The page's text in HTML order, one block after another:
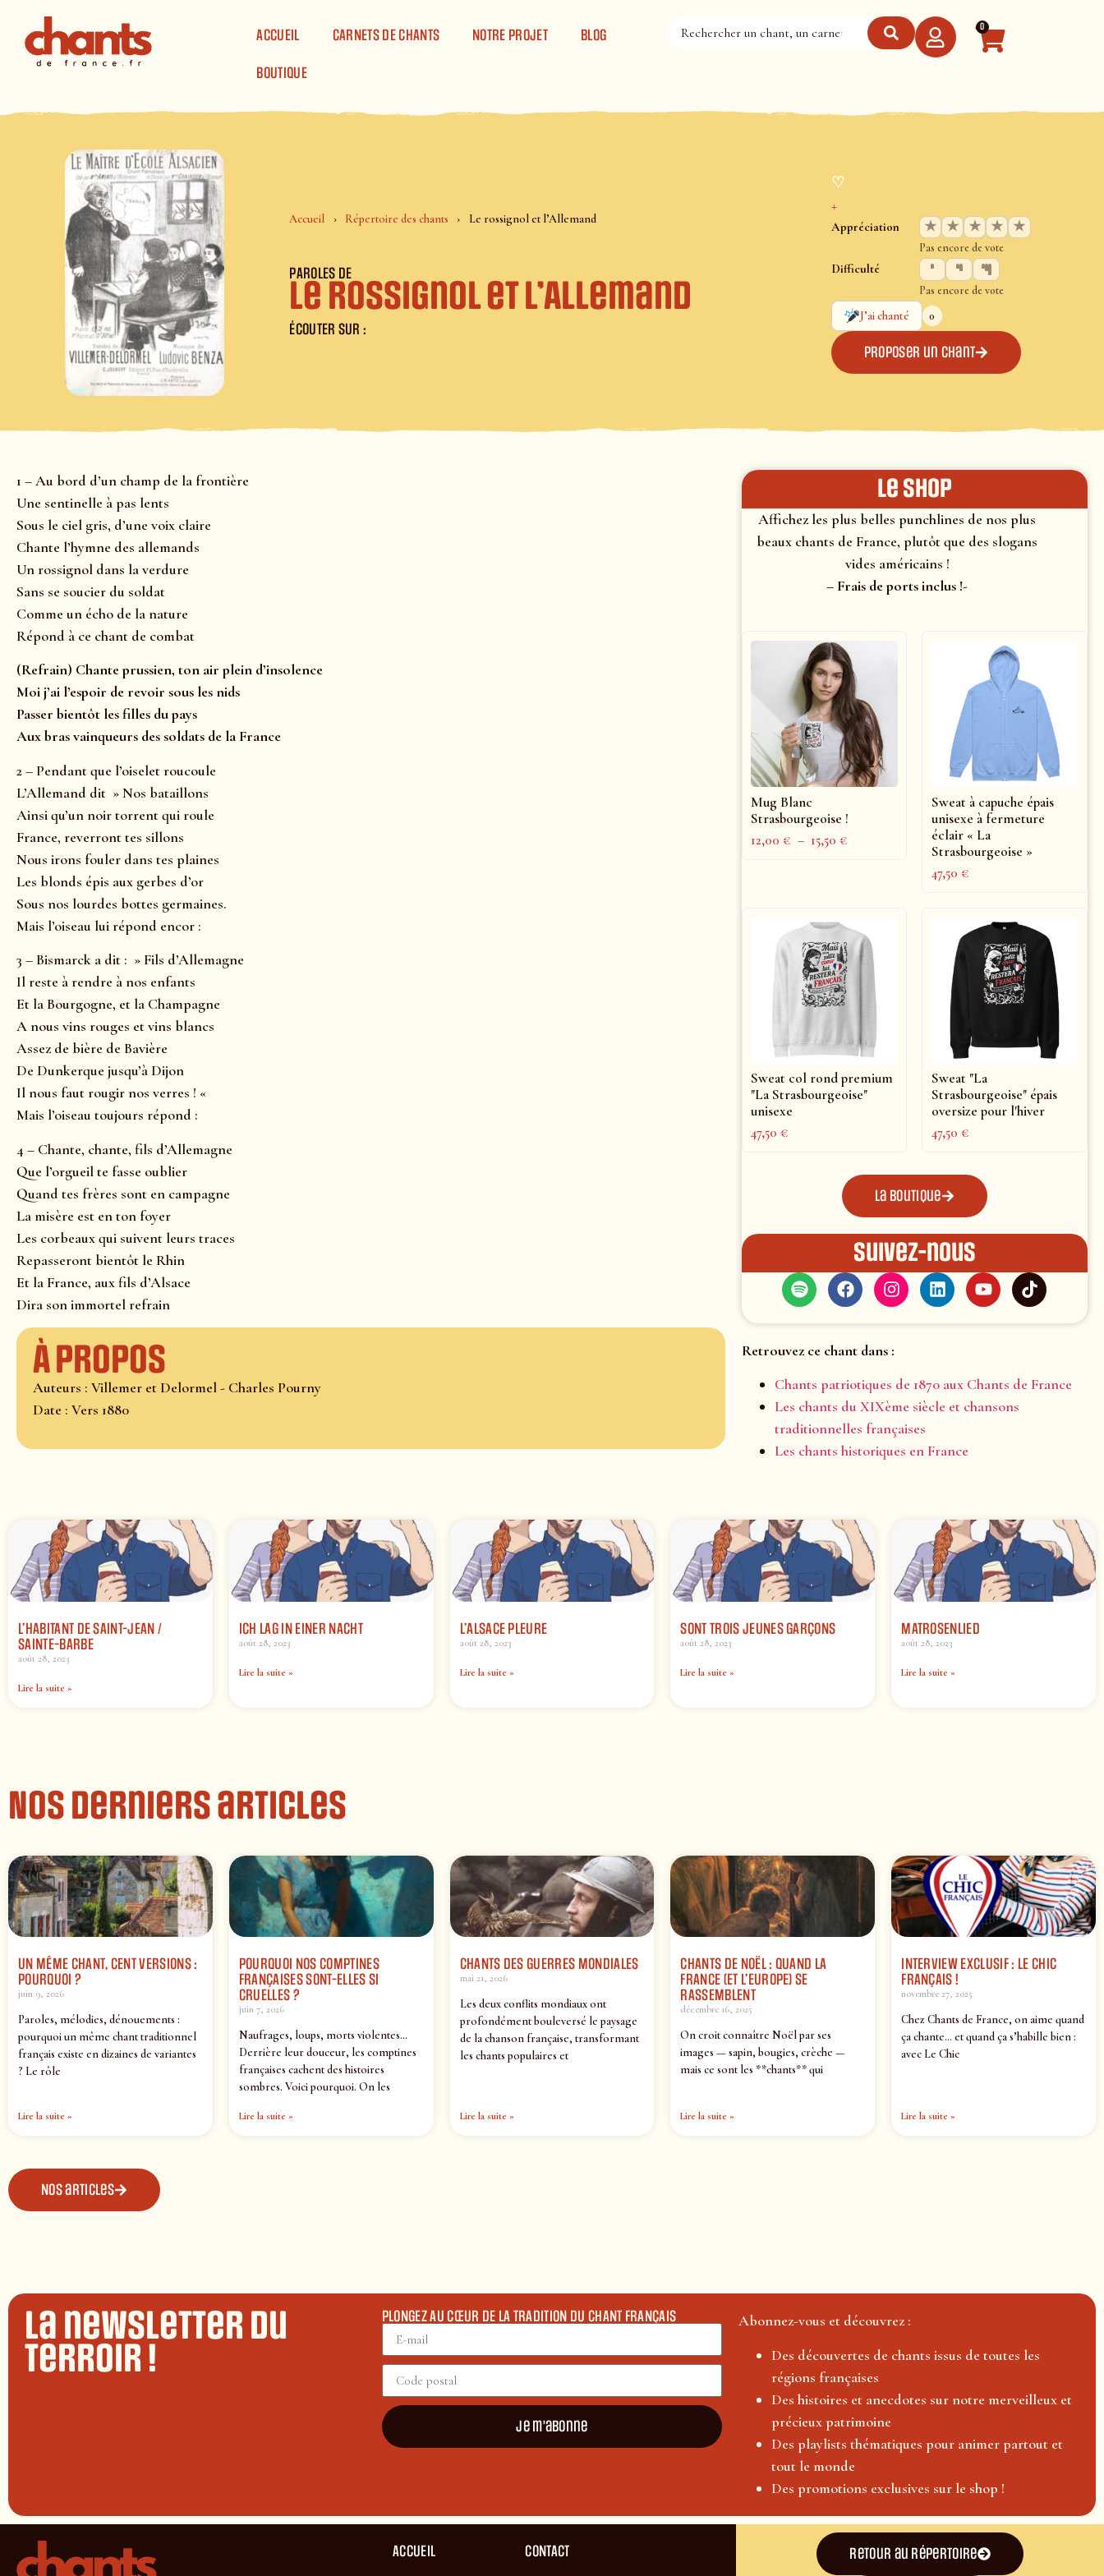
ACCUEIL
CARNETS DE CHANTS NOTRE PROJET BLOG
BOUTIQUE
0
Accueil Répertoire des chants Le rossignol et l’Allemand
PAROLES DE
Le rossignol et l’Allemand
ÉCOUTER SUR :
♡
+
Appréciation ★ ★ ★ ★ ★
Pas encore de vote
Difficulté
Pas encore de vote
J’ai chanté
0
Proposer un chant
1 – Au bord d’un champ de la frontière
Une sentinelle à pas lents
Sous le ciel gris, d’une voix claire
Chante l’hymne des allemands
Un rossignol dans la verdure
Sans se soucier du soldat
Comme un écho de la nature
Répond à ce chant de combat
(Refrain) Chante prussien, ton air plein d’insolence
Moi j’ai l’espoir de revoir sous les nids
Passer bientôt les filles du pays
Aux bras vainqueurs des soldats de la France
2 – Pendant que l’oiselet roucoule
L’Allemand dit » Nos bataillons
Ainsi qu’un noir torrent qui roule
France, reverront tes sillons
Nous irons fouler dans tes plaines
Les blonds épis aux gerbes d’or
Sous nos lourdes bottes germaines.
Mais l’oiseau lui répond encor :
3 – Bismarck a dit : » Fils d’Allemagne
Il reste à rendre à nos enfants
Et la Bourgogne, et la Champagne
A nous vins rouges et vins blancs
Assez de bière de Bavière
De Dunkerque jusqu’à Dijon
Il nous faut rougir nos verres ! «
Mais l’oiseau toujours répond :
4 – Chante, chante, fils d’Allemagne
Que l’orgueil te fasse oublier
Quand tes frères sont en campagne
La misère est en ton foyer
Les corbeaux qui suivent leurs traces
Repasseront bientôt le Rhin
Et la France, aux fils d’Alsace
Dira son immortel refrain
À propos
Auteurs : Villemer et Delormel - Charles Pourny
Date : Vers 1880
le shop
Affichez les plus belles punchlines de nos plus
beaux chants de France, plutôt que des slogans
vides américains !
– Frais de ports inclus !-
Mug Blanc
Strasbourgeoise !
12,00€ – 15,50€
Sweat à capuche épais
unisexe à fermeture
éclair « La
Strasbourgeoise »
47,50€
Sweat col rond premium
"La Strasbourgeoise"
unisexe
47,50€
Sweat "La
Strasbourgeoise" épais
oversize pour l'hiver
47,50€
La boutique
Suivez-nous
Retrouvez ce chant dans :
Chants patriotiques de 1870 aux Chants de France
Les chants du XIXème siècle et chansons
traditionnelles françaises
Les chants historiques en France
L’HABITANT DE SAINT-JEAN /
SAINTE-BARBE
août 28, 2023
Lire la suite »
ICH LAG IN EINER NACHT
août 28, 2023
Lire la suite »
L’ALSACE PLEURE
août 28, 2023
Lire la suite »
SONT TROIS JEUNES GARÇONS
août 28, 2023
Lire la suite »
MATROSENLIED
août 28, 2023
Lire la suite »
Nos derniers articles
UN MÊME CHANT, CENT VERSIONS :
POURQUOI ?
juin 9, 2026
Paroles, mélodies, dénouements :
pourquoi un même chant traditionnel
français existe en dizaines de variantes
? Le rôle
Lire la suite »
POURQUOI NOS COMPTINES
FRANÇAISES SONT-ELLES SI
CRUELLES ?
juin 7, 2026
Naufrages, loups, morts violentes…
Derrière leur douceur, les comptines
françaises cachent des histoires
sombres. Voici pourquoi. On les
Lire la suite »
CHANTS DES GUERRES MONDIALES
mai 21, 2026
Les deux conflits mondiaux ont
profondément bouleversé le paysage
de la chanson française, transformant
les chants populaires et
Lire la suite »
CHANTS DE NOËL : QUAND LA
FRANCE (ET L’EUROPE) SE
RASSEMBLENT
décembre 16, 2025
On croit connaître Noël par ses
images — sapin, bougies, crèche —
mais ce sont les **chants** qui
Lire la suite »
INTERVIEW EXCLUSIF : LE CHIC
FRANÇAIS !
novembre 27, 2025
Chez Chants de France, on aime quand
ça chante… et quand ça s’habille bien :
avec Le Chic
Lire la suite »
Nos articles
La newsletter du
terroir !
PLONGEZ AU CŒUR DE LA TRADITION DU CHANT FRANÇAIS
Je m'abonne
Abonnez-vous et découvrez :
Des découvertes de chants issus de toutes les
régions françaises
Des histoires et anecdotes sur notre merveilleux et
précieux patrimoine
Des playlists thématiques pour animer partout et
tout le monde
Des promotions exclusives sur le shop !
ACCUEIL CONTACT Retour au répertoire